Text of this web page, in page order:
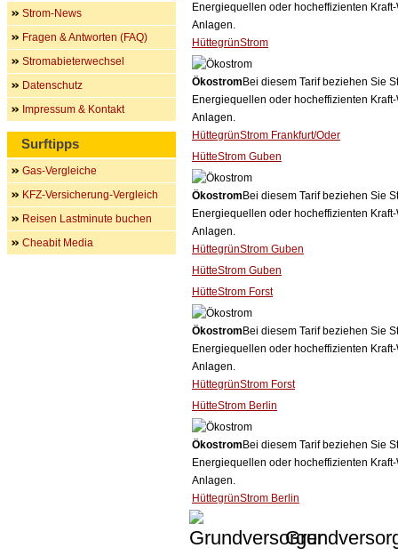
Energiequellen oder hocheffizienten
Anlagen.
HüttegrünStrom
Ökostrom Bei diesem Tarif beziehen Sie
Energiequellen oder hocheffizienten
Anlagen.
HüttegrünStrom Frankfurt/Oder
HütteStrom Guben
Ökostrom Bei diesem Tarif beziehen Sie
Energiequellen oder hocheffizienten
Anlagen.
HüttegrünStrom Guben
HütteStrom Guben
HütteStrom Forst
Ökostrom Bei diesem Tarif beziehen Sie
Energiequellen oder hocheffizienten
Anlagen.
HüttegrünStrom Forst
HütteStrom Berlin
Ökostrom Bei diesem Tarif beziehen Sie
Energiequellen oder hocheffizienten
Anlagen.
HüttegrünStrom Berlin
Strom-News
Fragen & Antworten (FAQ)
Stromabieterwechsel
Datenschutz
Impressum & Kontakt
Surftipps
Gas-Vergleiche
KFZ-Versicherung-Vergleich
Reisen Lastminute buchen
Cheabit Media